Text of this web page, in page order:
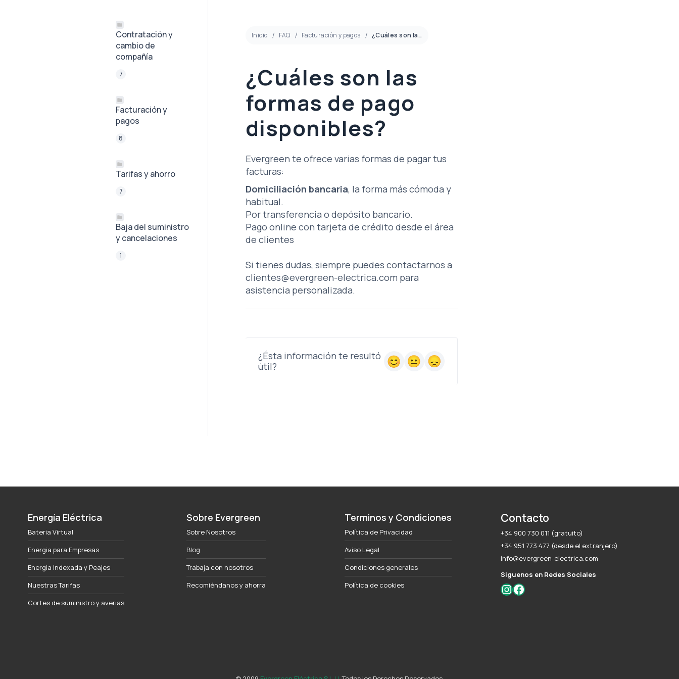
Contratación y
cambio de
compañía
7
Facturación y
pagos
8
Tarifas y ahorro
7
Baja del suministro
y cancelaciones
1
Inicio FAQ Facturación y pagos ¿Cuáles son las formas de pago disponibles?
¿Cuáles son las
formas de pago
disponibles?
Evergreen te ofrece varias formas de pagar tus
facturas:
Domiciliación bancaria, la forma más cómoda y
habitual.
Por transferencia o depósito bancario.
Pago online con tarjeta de crédito desde el área
de clientes
Si tienes dudas, siempre puedes contactarnos a
clientes@evergreen-electrica.com para
asistencia personalizada.
¿Ésta información te resultó
útil?
Energía Eléctrica
Bateria Virtual
Energia para Empresas
Energia Indexada y Peajes
Nuestras Tarifas
Cortes de suministro y averias
Sobre Evergreen
Sobre Nosotros
Blog
Trabaja con nosotros
Recomiéndanos y ahorra
Terminos y Condiciones
Política de Privacidad
Aviso Legal
Condiciones generales
Política de cookies
Contacto
+34 900 730 011 (gratuito)
+34 951 773 477 (desde el extranjero)
info@evergreen-electrica.com
Siguenos en Redes Sociales
Instagram
Facebook